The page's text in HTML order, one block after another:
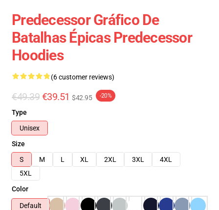
Predecessor Gráfico De
Batalhas Épicas Predecessor
Hoodies
(6 customer reviews)
€49.39 €39.51 $42.95 -20%
Type
Unisex
Size
S
M L XL 2XL 3XL
4XL
5XL
Color
Default